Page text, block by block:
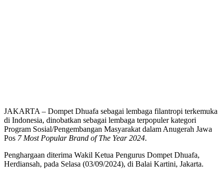
JAKARTA – Dompet Dhuafa sebagai lembaga filantropi terkemuka
di Indonesia, dinobatkan sebagai lembaga terpopuler kategori
Program Sosial/Pengembangan Masyarakat dalam Anugerah Jawa
Pos 7 Most Popular Brand of The Year 2024.
Penghargaan diterima Wakil Ketua Pengurus Dompet Dhuafa,
Herdiansah, pada Selasa (03/09/2024), di Balai Kartini, Jakarta.